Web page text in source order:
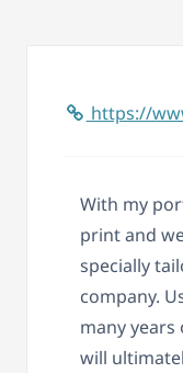
https://
With my
print and
specially
company.
many years
will